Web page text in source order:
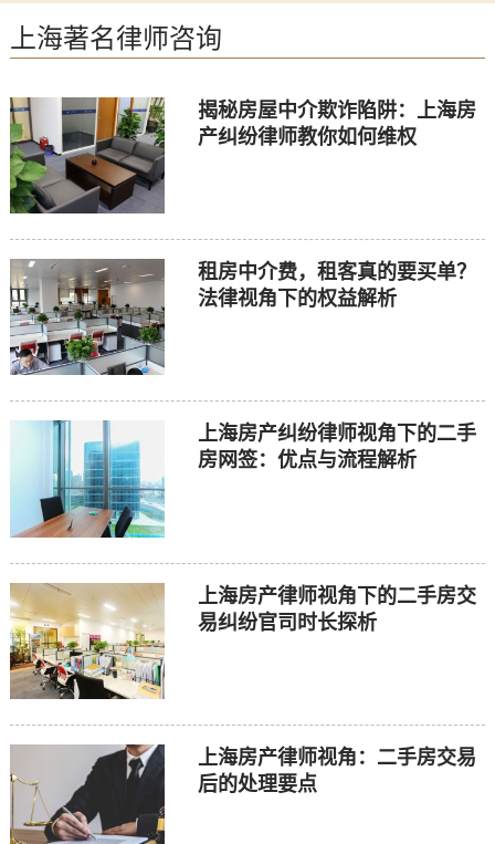
上海著名律师咨询
揭秘房屋中介欺诈陷阱：上海房
产纠纷律师教你如何维权
租房中介费，租客真的要买单？
法律视角下的权益解析
上海房产纠纷律师视角下的二手
房网签：优点与流程解析
上海房产律师视角下的二手房交
易纠纷官司时长探析
上海房产律师视角：二手房交易
后的处理要点